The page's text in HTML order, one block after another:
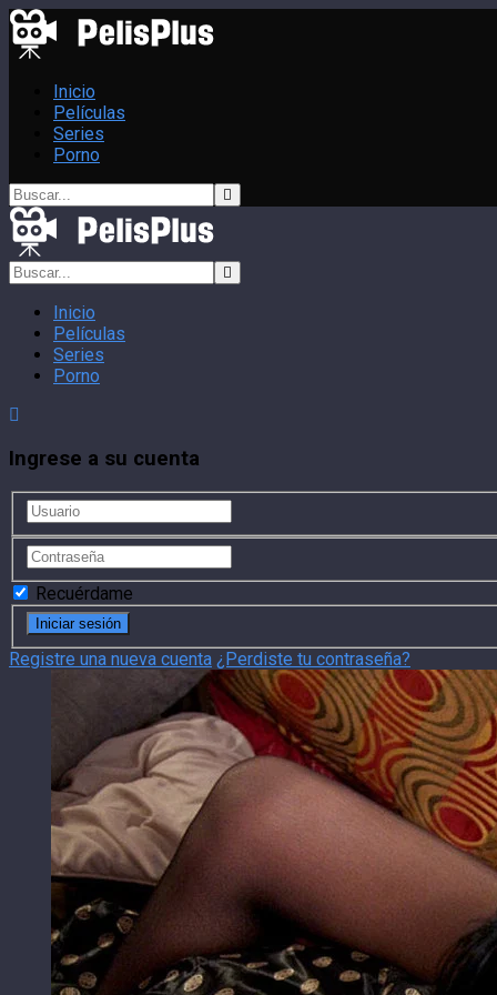
Inicio
Películas
Series
Porno
Inicio
Películas
Series
Porno
Ingrese a su cuenta
Recuérdame
Registre una nueva cuenta ¿Perdiste tu contraseña?